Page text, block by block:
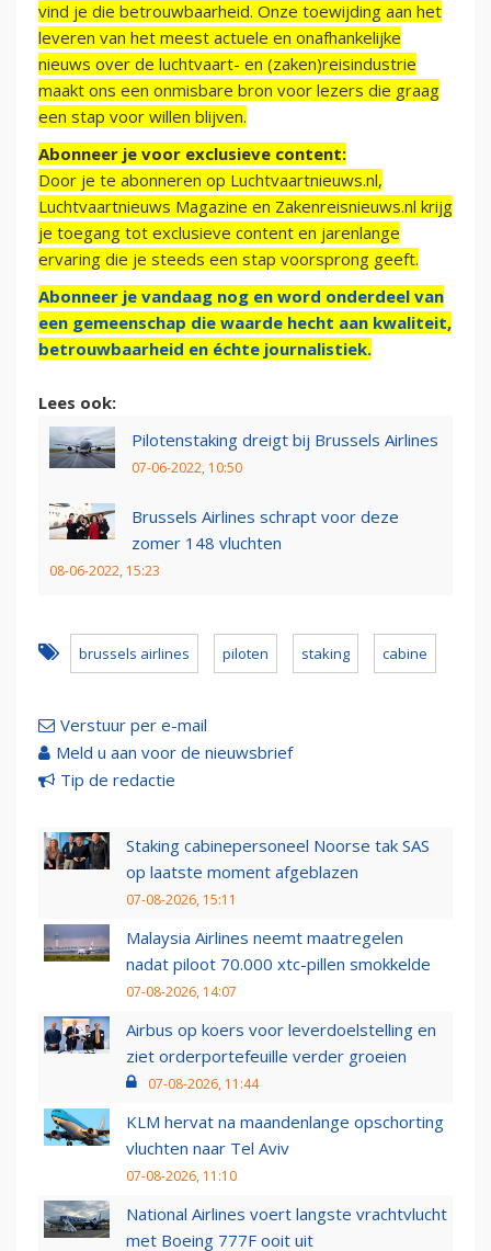
vind je die betrouwbaarheid. Onze toewijding aan het
leveren van het meest actuele en onafhankelijke
nieuws over de luchtvaart- en (zaken)reisindustrie
maakt ons een onmisbare bron voor lezers die graag
een stap voor willen blijven.
Abonneer je voor exclusieve content:
Door je te abonneren op Luchtvaartnieuws.nl,
Luchtvaartnieuws Magazine en Zakenreisnieuws.nl krijg
je toegang tot exclusieve content en jarenlange
ervaring die je steeds een stap voorsprong geeft.
Abonneer je vandaag nog en word onderdeel van
een gemeenschap die waarde hecht aan kwaliteit,
betrouwbaarheid en échte journalistiek.
Lees ook:
Pilotenstaking dreigt bij Brussels Airlines
07-06-2022, 10:50
Brussels Airlines schrapt voor deze
zomer 148 vluchten
08-06-2022, 15:23
brussels airlines piloten staking cabine
Verstuur per e-mail
Meld u aan voor de nieuwsbrief
Tip de redactie
Staking cabinepersoneel Noorse tak SAS
op laatste moment afgeblazen
07-08-2026, 15:11
Malaysia Airlines neemt maatregelen
nadat piloot 70.000 xtc-pillen smokkelde
07-08-2026, 14:07
Airbus op koers voor leverdoelstelling en
ziet orderportefeuille verder groeien
07-08-2026, 11:44
KLM hervat na maandenlange opschorting
vluchten naar Tel Aviv
07-08-2026, 11:10
National Airlines voert langste vrachtvlucht
met Boeing 777F ooit uit